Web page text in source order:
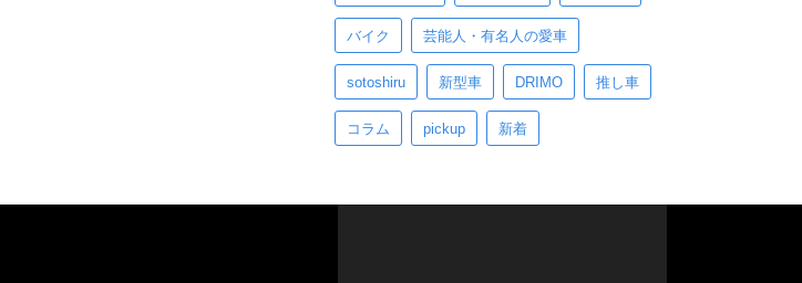
バイク 芸能人・有名人の愛車
sotoshiru 新型車 DRIMO 推し車
コラム pickup 新着